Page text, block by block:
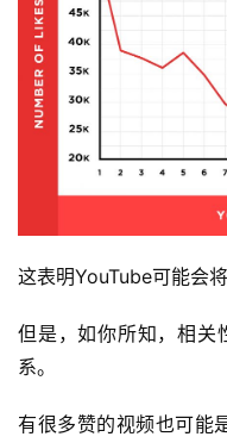
这表明YouTube可能会
但是，如你所知，相关
系。
有很多赞的视频也可能